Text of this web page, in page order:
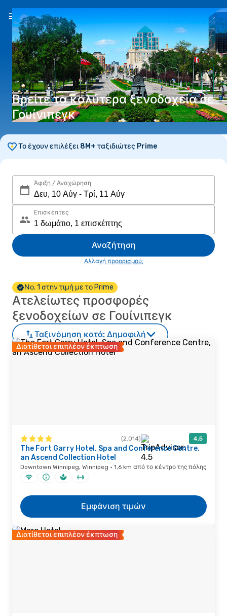
Βρείτε τα καλύτερα ξενοδοχεία σε
Γουίνιπεγκ
Το έχουν επιλέξει 8M+ ταξιδιώτες Prime
Άφιξη / Αναχώρηση
Επισκέπτες
Αναζήτηση
Αλλαγή προορισμού;
Νο. 1 στην τιμή με το Prime
Ατελείωτες προσφορές
ξενοδοχείων σε Γουίνιπεγκ
Ταξινόμηση κατά: Δημοφιλή
Διατίθεται επιπλέον έκπτωση
(2.014) 4,5
The Fort Garry Hotel, Spa and Conference Centre,
an Ascend Collection Hotel
Downtown Winnipeg, Winnipeg · 1,6 km από το κέντρο της πόλης
Εμφάνιση τιμών
Διατίθεται επιπλέον έκπτωση